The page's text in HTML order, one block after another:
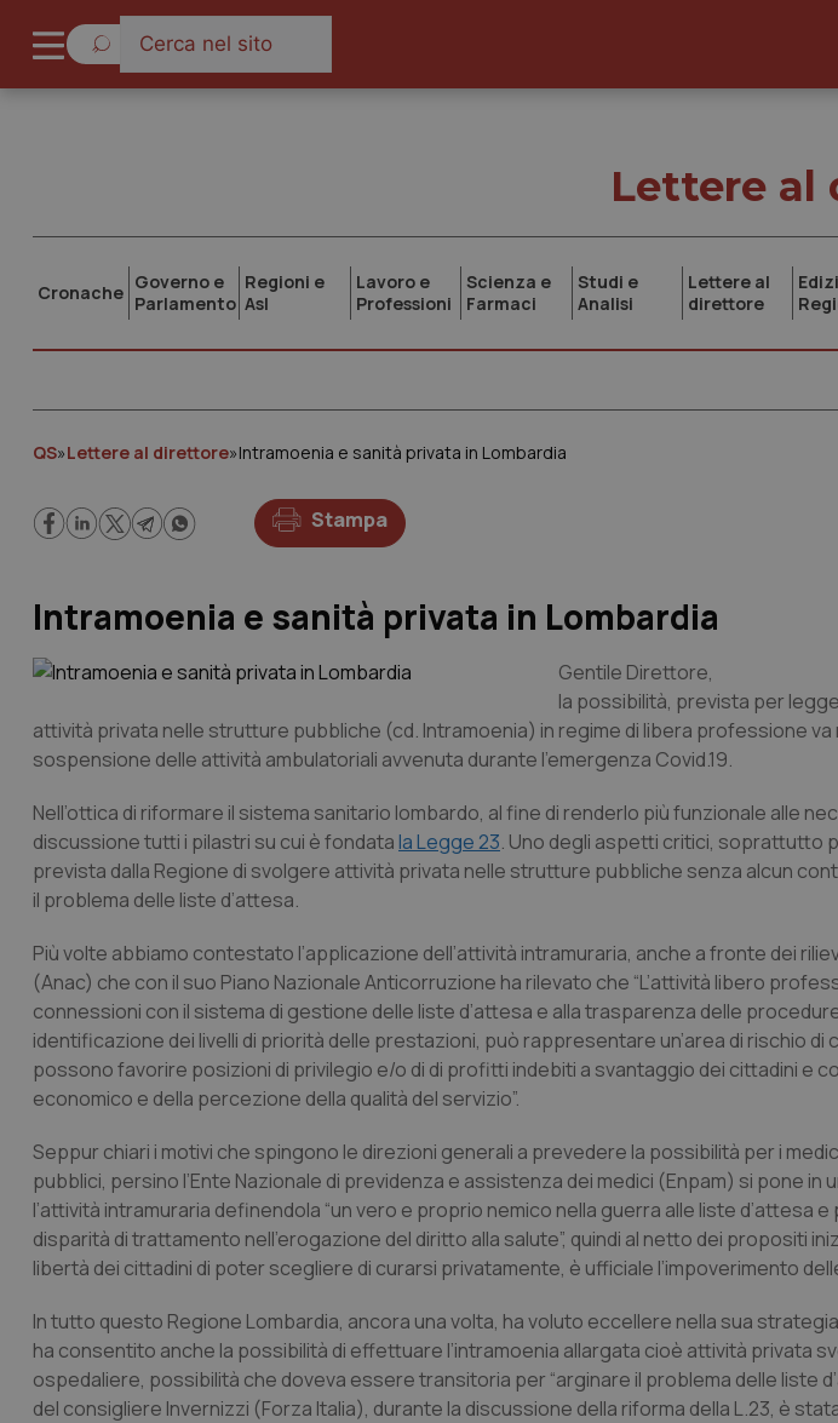
Lettere al
Cronache Governo e
Parlamento
Regioni e
Asl
Lavoro e
Professioni
Scienza e
Farmaci
Studi e
Analisi
Lettere al
direttore
QS»Lettere al direttore»Intramoenia e sanità privata in Lombardia
Stampa
Intramoenia e sanità privata in Lombardia
Gentile Direttore,
la possibilità, prevista per
attività privata nelle strutture pubbliche (cd. Intramoenia) in regime di libera professione
sospensione delle attività ambulatoriali avvenuta durante l’emergenza Covid.19.
Nell’ottica di riformare il sistema sanitario lombardo, al fine di renderlo più funzionale alle
discussione tutti i pilastri su cui è fondatala Legge 23. Uno degli aspetti critici, soprattutto
prevista dalla Regione di svolgere attività privata nelle strutture pubbliche senza alcun
il problema delle liste d’attesa.
Più volte abbiamo contestato l’applicazione dell’attività intramuraria, anche a fronte dei
(Anac) che con il suo Piano Nazionale Anticorruzione ha rilevato che “L’attività libero
connessioni con il sistema di gestione delle liste d’attesa e alla trasparenza delle
identificazione dei livelli di priorità delle prestazioni, può rappresentare un’area di rischio
possono favorire posizioni di privilegio e/o di di profitti indebiti a svantaggio dei cittadini e
economico e della percezione della qualità del servizio”.
Seppur chiari i motivi che spingono le direzioni generali a prevedere la possibilità per i
pubblici, persino l’Ente Nazionale di previdenza e assistenza dei medici (Enpam) si pone
l’attività intramuraria definendola “un vero e proprio nemico nella guerra alle liste d’attesa
disparità di trattamento nell’erogazione del diritto alla salute”, quindi al netto dei propositi
libertà dei cittadini di poter scegliere di curarsi privatamente, è ufficiale l’impoverimento
In tutto questo Regione Lombardia, ancora una volta, ha voluto eccellere nella sua
ha consentito anche la possibilità di effettuare l’intramoenia allargata cioè attività privata
ospedaliere, possibilità che doveva essere transitoria per “arginare il problema delle liste
del consigliere Invernizzi (Forza Italia), durante la discussione della riforma della L.23, è